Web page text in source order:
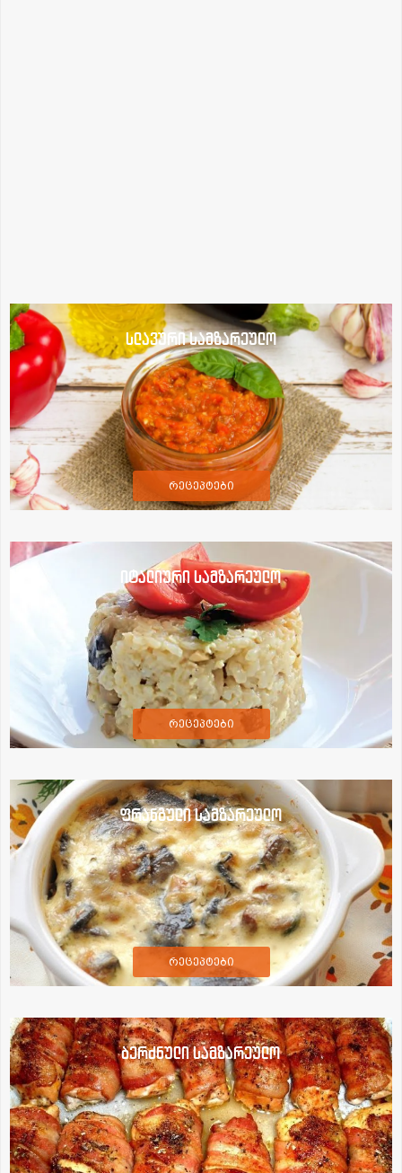
სლავური სამზარეულო
რეცეპტები
იტალიური სამზარეულო
რეცეპტები
ფრანგული სამზარეულო
რეცეპტები
ბერძნული სამზარეულო